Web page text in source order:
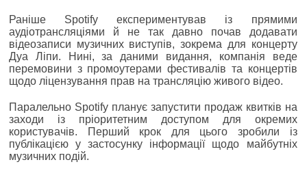
Раніше Spotify експериментував із прямими
аудіотрансляціями й не так давно почав додавати
відеозаписи музичних виступів, зокрема для концерту
Дуа Ліпи. Нині, за даними видання, компанія веде
перемовини з промоутерами фестивалів та концертів
щодо ліцензування прав на трансляцію живого відео.
Паралельно Spotify планує запустити продаж квитків на
заходи із пріоритетним доступом для окремих
користувачів. Перший крок для цього зробили із
публікацією у застосунку інформації щодо майбутніх
музичних подій.